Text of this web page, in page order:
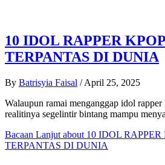
10 IDOL RAPPER
TERPANTAS DI DUNIA
By Batrisyia Faisal / April 25, 2025
Walaupun ramai menganggap idol
realitinya segelintir bintang mampu
Bacaan Lanjut about 10 IDOL
TERPANTAS DI DUNIA